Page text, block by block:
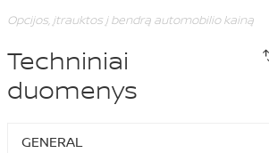
Opcijos, įtrauktos į bendrą automobilio kainą
Techniniai
duomenys
GENERAL